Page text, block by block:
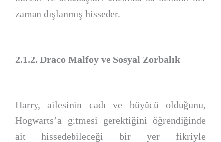
zaman dışlanmış hisseder.
2.1.2. Draco Malfoy ve Sosyal Zorbalık
Harry, ailesinin cadı ve büyücü olduğunu,
Hogwarts’a gitmesi gerektiğini öğrendiğinde
ait hissedebileceği bir yer fikriyle